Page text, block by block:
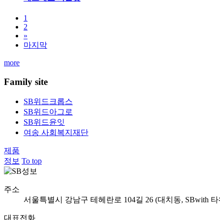
1
2
»
마지막
more
Family site
SB위드크롭스
SB위드아그로
SB위드윤잇
여송 사회복지재단
제품
정보 To top
주소
서울특별시 강남구 테헤란로 104길 26 (대치동, SBwith
대표전화